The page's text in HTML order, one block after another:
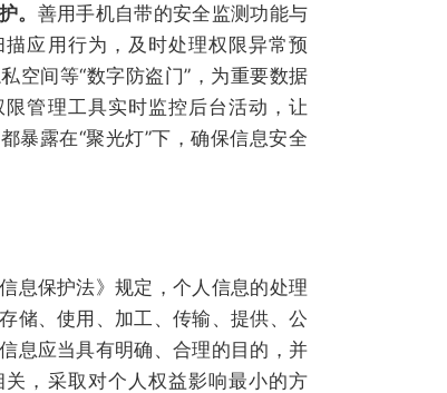
。 善用手机自带的安全监测功能与
应用行为，及时处理权限异常预
空间等“数字防盗门”，为重要数据
管理工具实时监控后台活动，让
暴露在“聚光灯”下，确保信息安全
息保护法》规定，个人信息的处理
储、使用、加工、传输、提供、公
息应当具有明确、合理的目的，并
，采取对个人权益影响最小的方